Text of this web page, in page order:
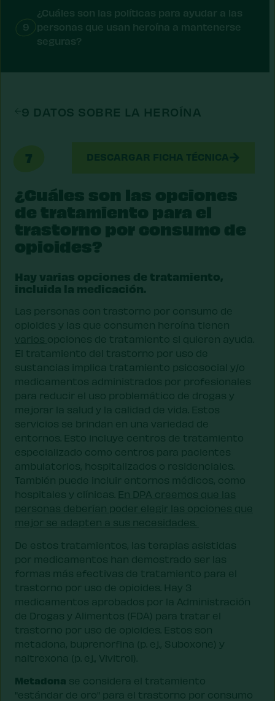
9
¿Cuáles son las políticas para ayudar a las
personas que usan heroína a mantenerse
seguras?
9 DATOS SOBRE LA HEROÍNA
¿Cuáles son las opciones
de tratamiento para el
trastorno por consumo de
opioides?
Hay varias opciones de tratamiento,
incluida la medicación.
Las personas con trastorno por consumo de
opioides y las que consumen heroína tienen
varios opciones de tratamiento si quieren ayuda.
El tratamiento del trastorno por uso de
sustancias implica tratamiento psicosocial y/o
medicamentos administrados por profesionales
para reducir el uso problemático de drogas y
mejorar la salud y la calidad de vida. Estos
servicios se brindan en una variedad de
entornos. Esto incluye centros de tratamiento
especializado como centros para pacientes
ambulatorios, hospitalizados o residenciales.
También puede incluir entornos médicos, como
hospitales y clínicas. En DPA creemos que las
personas deberían poder elegir las opciones que
mejor se adapten a sus necesidades.
De estos tratamientos, las terapias asistidas
por medicamentos han demostrado ser las
formas más efectivas de tratamiento para el
trastorno por uso de opioides. Hay 3
medicamentos aprobados por la Administración
de Drogas y Alimentos (FDA) para tratar el
trastorno por uso de opioides. Estos son
metadona, buprenorfina (p. ej., Suboxone) y
naltrexona (p. ej., Vivitrol).
Metadona se considera el tratamiento
"estándar de oro" para el trastorno por consumo